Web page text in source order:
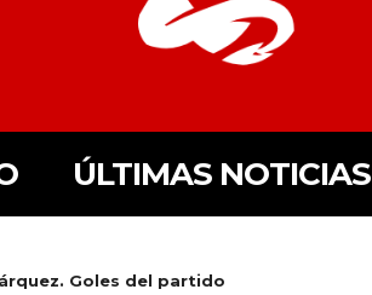
ÚLTIMAS NOTICIAS
Goles del partido